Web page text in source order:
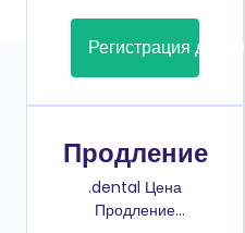
Регистрация домена
Продление
.dental Цена
Продление